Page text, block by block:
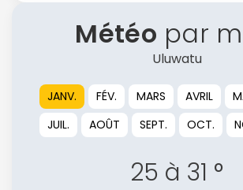
Météo par
Uluwatu
JANV. FÉV. MARS AVRIL
JUIL.
AOÛT SEPT. OCT.
25 à 31 °